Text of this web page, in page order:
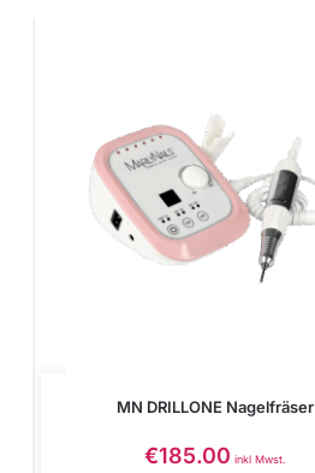
MN DRILLONE Nagelfräser
€185.00 inkl Mwst.